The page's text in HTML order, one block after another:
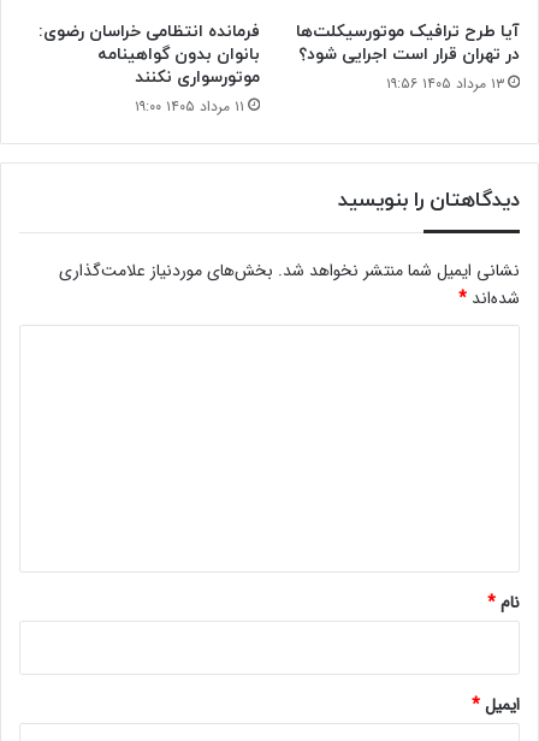
آیا طرح ترافیک موتورسیکلت‌ها
در تهران قرار است اجرایی شود؟
۱۳ مرداد ۱۴۰۵ ۱۹:۵۶
فرمانده انتظامی خراسان رضوی:
بانوان بدون گواهینامه
موتورسواری نکنند
۱۱ مرداد ۱۴۰۵ ۱۹:۰۰
دیدگاهتان را بنویسید
نشانی ایمیل شما منتشر نخواهد شد. بخش‌های موردنیاز علامت‌گذاری
شده‌اند *
نام*
ایمیل*